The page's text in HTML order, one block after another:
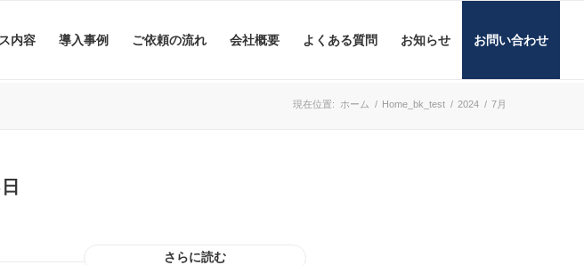
内容 導入事例 ご依頼の流れ 会社概要 よくある質問 お知らせ お問い合わせ
現在位置: ホーム / Home_bk_test / 2024 / 7月
さらに読む